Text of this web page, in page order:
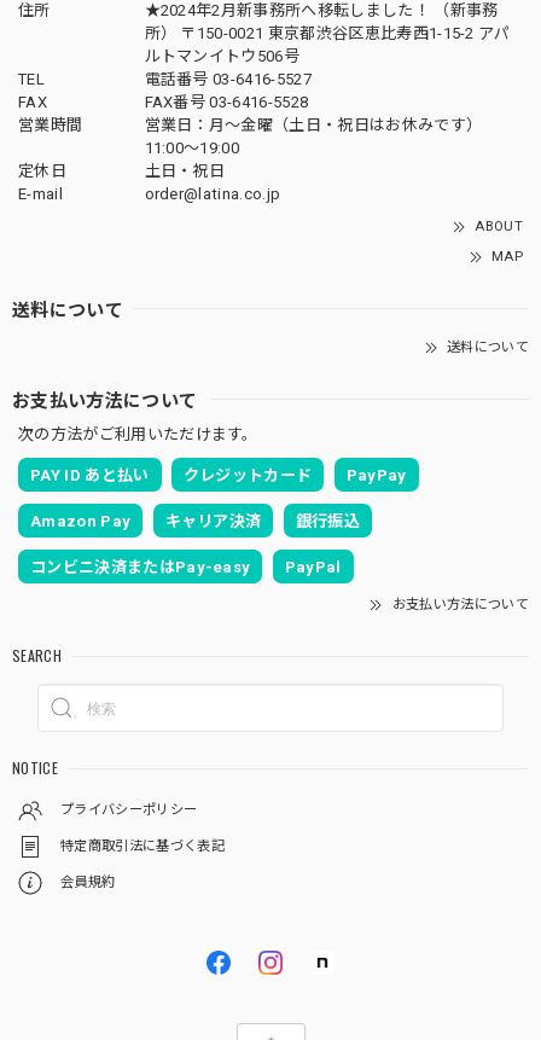
住所
★2024年2月新事務所へ移転しました！ （新事務
所） 〒150-0021 東京都渋谷区恵比寿西1-15-2 アパ
ルトマンイトウ506号
TEL
電話番号 03-6416-5527
FAX
FAX番号 03-6416-5528
営業時間
営業日：月〜金曜（土日・祝日はお休みです）
11:00〜19:00
定休日
土日・祝日
E-mail
order@latina.co.jp
ABOUT
MAP
送料について
送料について
お支払い方法について
次の方法がご利用いただけます。
PAY ID あと払い クレジットカード PayPay
Amazon Pay キャリア決済 銀行振込
コンビニ決済またはPay-easy PayPal
お支払い方法について
SEARCH
NOTICE
プライバシーポリシー
特定商取引法に基づく表記
会員規約